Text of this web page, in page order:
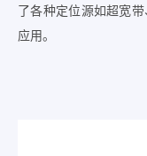
了各种定位源如超宽
应用。